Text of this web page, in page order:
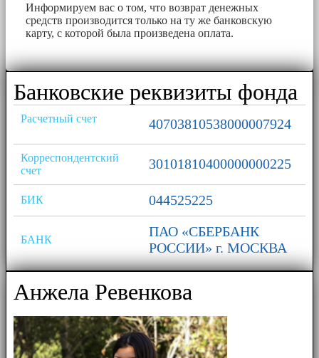
Информируем вас о том, что возврат денежных
средств производится только на ту же банковскую
карту, с которой была произведена оплата.
Банковские реквизиты фонда
Расчетный счет 40703810538000007924
Корреспондентский
счет
30101810400000000225
БИК 044525225
БАНК
ПАО «СБЕРБАНК
РОССИИ» г. МОСКВА
Анжела Ревенкова